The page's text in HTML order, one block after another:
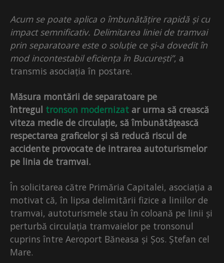
Acum se poate aplica o îmbunătățire rapidă și cu
impact semnificativ. Delimitarea liniei de tramvai
prin separatoare este o soluție ce și-a dovedit în
mod incontestabil eficiența în București”, a
transmis asociația în postare.
Măsura montării de separatoare pe
întregul tronson modernizat ar urma să crească
viteza medie de circulație, să îmbunătățească
respectarea graficelor și să reducă riscul de
accidente provocate de intrarea autoturismelor
pe linia de tramvai.
În solicitarea către Primăria Capitalei, asociația a
motivat că, în lipsa delimitării fizice a liniilor de
tramvai, autoturismele stau în coloană pe linii și
perturbă circulația tramvaielor pe tronsonul
cuprins între Aeroport Băneasa și Șos. Ștefan cel
Mare.